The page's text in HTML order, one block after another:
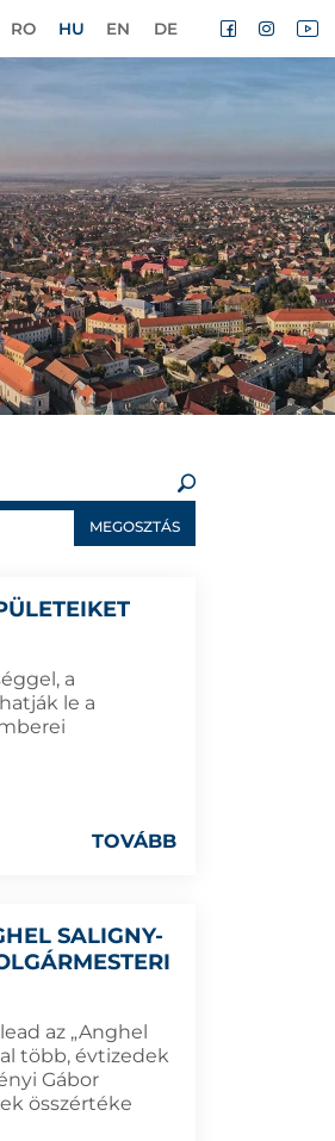
RO HU EN DE
MEGOSZTÁS
a
le a
TOVÁBB
SALIGNY-
az „Anghel
több, évtizedek
Gábor
összértéke